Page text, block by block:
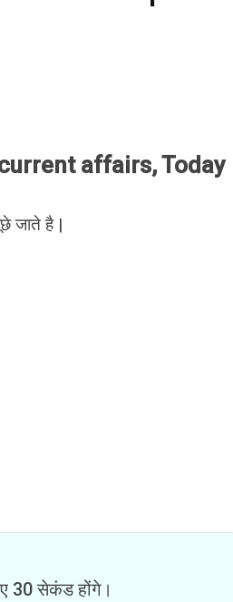
affairs, Today
जाते है |
30 सेकंड होंगे।